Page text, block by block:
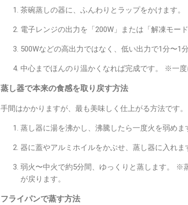
茶碗蒸しの器に、ふんわりとラップをかけます。
電子レンジの出力を「200W」または「解凍モー
500Wなどの高出力ではなく、低い出力で1分〜1
中心までほんのり温かくなれば完成です。 ※一
蒸し器で本来の食感を取り戻す方法
手間はかかりますが、最も美味しく仕上がる方法です。
蒸し器に湯を沸かし、沸騰したら一度火を弱めま
器に蓋やアルミホイルをかぶせ、蒸し器に入れま
弱火〜中火で約5分間、ゆっくりと蒸します。 ※
が戻ります。
フライパンで蒸す方法